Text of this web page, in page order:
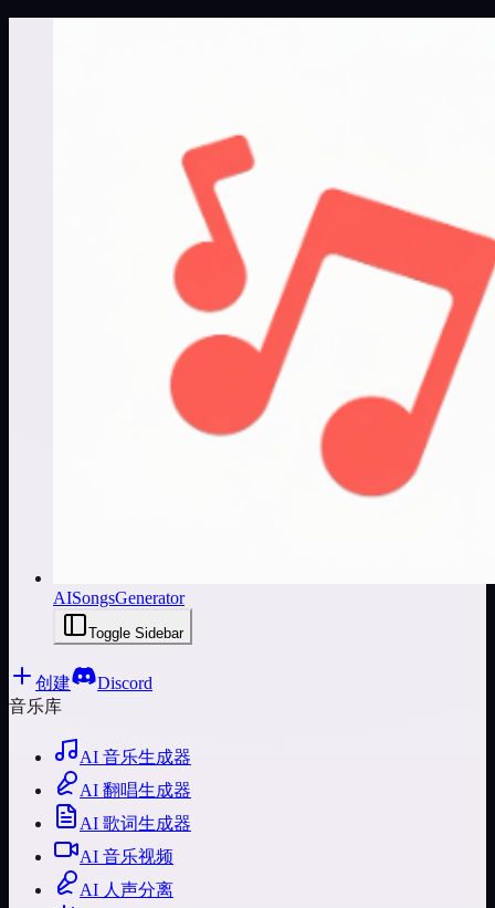
AISongsGenerator
Toggle Sidebar
创建
Discord
音乐库
AI 音乐生成器
AI 翻唱生成器
AI 歌词生成器
AI 音乐视频
AI 人声分离